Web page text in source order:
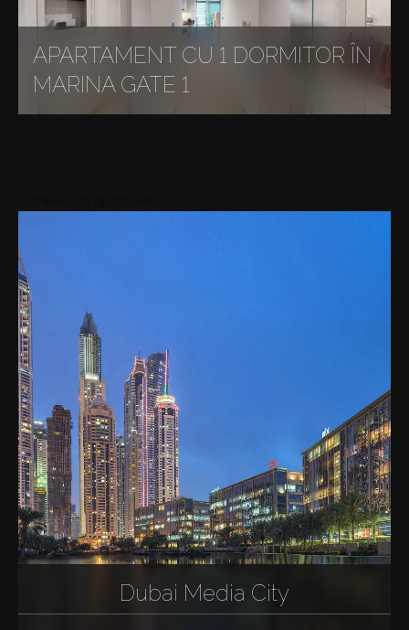
APARTAMENT CU 1 DORMITOR ÎN
MARINA GATE 1
Dubai Media City